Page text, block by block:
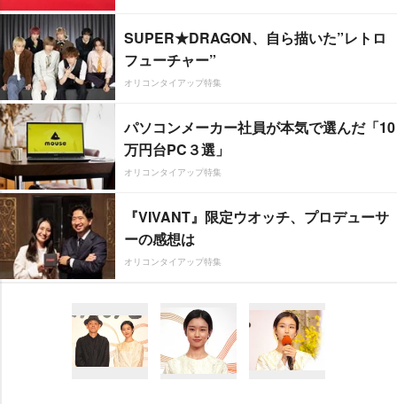
SUPER★DRAGON、自ら描いた”レトロ
フューチャー”
オリコンタイアップ特集
パソコンメーカー社員が本気で選んだ「10
万円台PC３選」
オリコンタイアップ特集
『VIVANT』限定ウオッチ、プロデューサ
ーの感想は
オリコンタイアップ特集